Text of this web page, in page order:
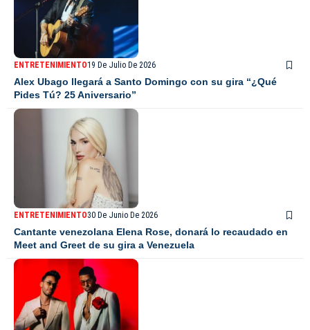
ENTRETENIMIENTO19 De Julio De 2026
Alex Ubago llegará a Santo Domingo con su gira “¿Qué
Pides Tú? 25 Aniversario”
ENTRETENIMIENTO30 De Junio De 2026
Cantante venezolana Elena Rose, donará lo recaudado en
Meet and Greet de su gira a Venezuela